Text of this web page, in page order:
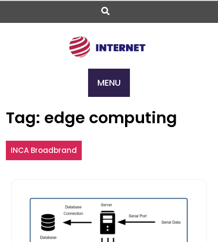
Skip
content
MENU
Tag: edge computing
INCA Broadbrand